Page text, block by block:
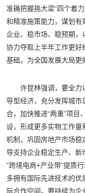
准确把握挑大梁“四个着
和精准施策能力，谋划有
企业、稳市场、稳预期
协力夺取上半年工作更好
基础，为全国发展大局更
许昆林强调，要全力
导型经济，充分发挥城市
合，加快推进“两重”项目
设，形成更多实物工作量
机制，巩固房地产市场稳
导支持企业稳定生产、
“跨境电商+产业带”提质
多拥有国际先进技术的优
际合作空间。要持续为企